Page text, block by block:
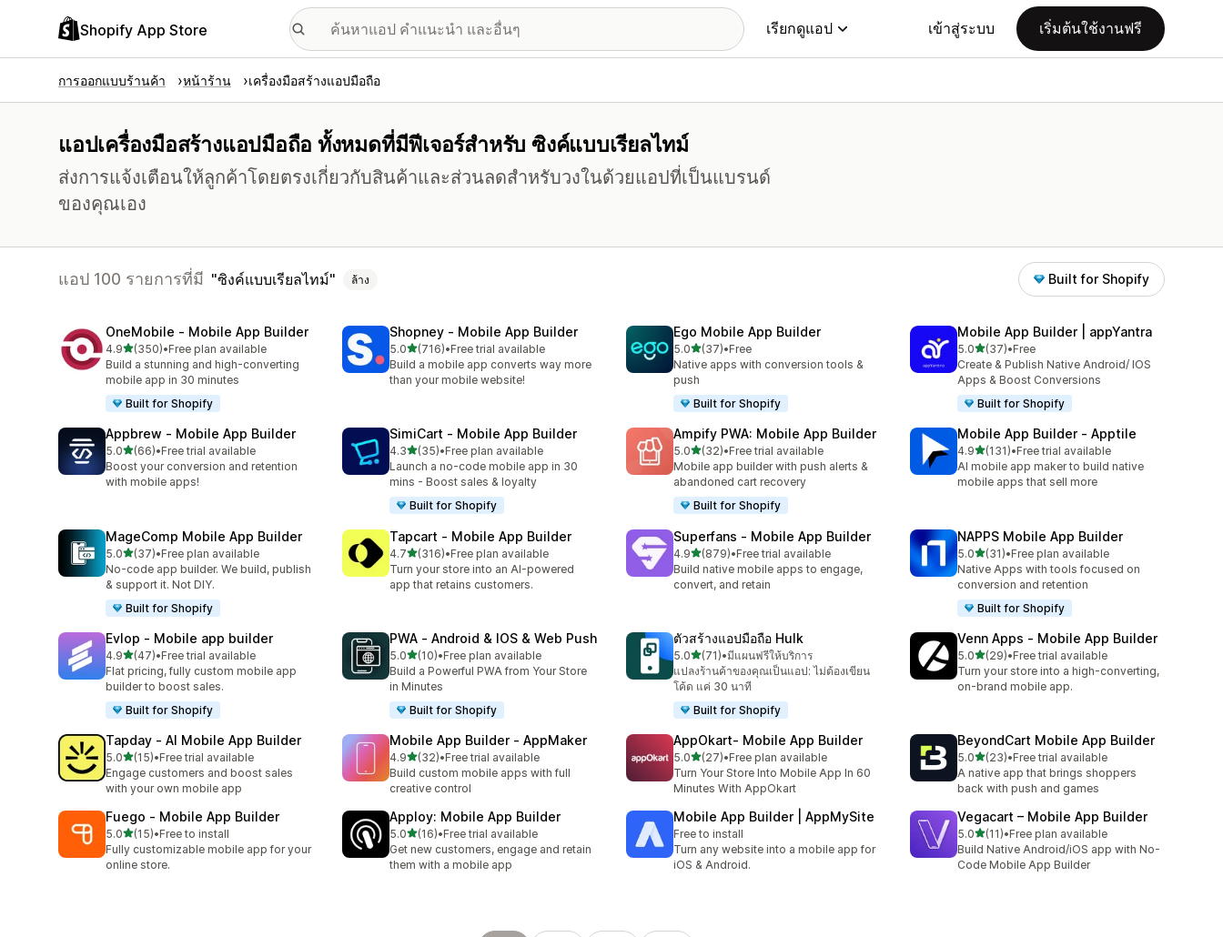
Shopify App Store เรียกดูแอป เข้าสู่ระบบ เริ่มต้นใช้งานฟรี
การออกแบบร้านค้า หน้าร้าน เครื่องมือสร้างแอปมือถือ
แอปเครื่องมือสร้างแอปมือถือ ทั้งหมดที่มีฟีเจอร์สำหรับ ซิงค์แบบเรียลไทม์
ส่งการแจ้งเตือนให้ลูกค้าโดยตรงเกี่ยวกับสินค้าและส่วนลดสำหรับวงในด้วยแอปที่เป็นแบรนด์
ของคุณเอง
แอป 100 รายการที่มี ซิงค์แบบเรียลไทม์ ล้าง Built for Shopify
OneMobile ‑ Mobile App Builder
4.9เต็ม 5 ดาว
(350)
ทั้งหมด 350 รีวิว
•Free plan available
Build a stunning and high-converting
mobile app in 30 minutes
Built for Shopify
Shopney ‑ Mobile App Builder
5.0เต็ม 5 ดาว
(716)
ทั้งหมด 716 รีวิว
•Free trial available
Build a mobile app converts way more
than your mobile website!
Ego Mobile App Builder
5.0เต็ม 5 ดาว
(37)
ทั้งหมด 37 รีวิว
•Free
Native apps with conversion tools &
push
Built for Shopify
Mobile App Builder | appYantra
5.0เต็ม 5 ดาว
(37)
ทั้งหมด 37 รีวิว
•Free
Create & Publish Native Android/ IOS
Apps & Boost Conversions
Built for Shopify
Appbrew ‑ Mobile App Builder
5.0เต็ม 5 ดาว
(66)
ทั้งหมด 66 รีวิว
•Free trial available
Boost your conversion and retention
with mobile apps!
SimiCart ‑ Mobile App Builder
4.3เต็ม 5 ดาว
(35)
ทั้งหมด 35 รีวิว
•Free plan available
Launch a no-code mobile app in 30
mins - Boost sales & loyalty
Built for Shopify
Ampify PWA: Mobile App Builder
5.0เต็ม 5 ดาว
(32)
ทั้งหมด 32 รีวิว
•Free trial available
Mobile app builder with push alerts &
abandoned cart recovery
Built for Shopify
Mobile App Builder ‑ Apptile
4.9เต็ม 5 ดาว
(131)
ทั้งหมด 131 รีวิว
•Free trial available
AI mobile app maker to build native
mobile apps that sell more
MageComp Mobile App Builder
5.0เต็ม 5 ดาว
(37)
ทั้งหมด 37 รีวิว
•Free plan available
No-code app builder. We build, publish
& support it. Not DIY.
Built for Shopify
Tapcart ‑ Mobile App Builder
4.7เต็ม 5 ดาว
(316)
ทั้งหมด 316 รีวิว
•Free plan available
Turn your store into an AI-powered
app that retains customers.
Superfans ‑ Mobile App Builder
4.9เต็ม 5 ดาว
(879)
ทั้งหมด 879 รีวิว
•Free trial available
Build native mobile apps to engage,
convert, and retain
NAPPS Mobile App Builder
5.0เต็ม 5 ดาว
(31)
ทั้งหมด 31 รีวิว
•Free plan available
Native Apps with tools focused on
conversion and retention
Built for Shopify
Evlop ‑ Mobile app builder
4.9เต็ม 5 ดาว
(47)
ทั้งหมด 47 รีวิว
•Free trial available
Flat pricing, fully custom mobile app
builder to boost sales.
Built for Shopify
PWA ‑ Android & IOS & Web Push
5.0เต็ม 5 ดาว
(10)
ทั้งหมด 10 รีวิว
•Free plan available
Build a Powerful PWA from Your Store
in Minutes
Built for Shopify
ตัวสร้างแอปมือถือ Hulk
5.0เต็ม 5 ดาว
(71)
ทั้งหมด 71 รีวิว
•มีแผนฟรีให้บริการ
แปลงร้านค้าของคุณเป็นแอป: ไม่ต้องเขียน
โค้ด แค่ 30 นาที
Built for Shopify
Venn Apps ‑ Mobile App Builder
5.0เต็ม 5 ดาว
(29)
ทั้งหมด 29 รีวิว
•Free trial available
Turn your store into a high-converting,
on-brand mobile app.
Tapday ‑ AI Mobile App Builder
5.0เต็ม 5 ดาว
(15)
ทั้งหมด 15 รีวิว
•Free trial available
Engage customers and boost sales
with your own mobile app
Mobile App Builder ‑ AppMaker
4.9เต็ม 5 ดาว
(32)
ทั้งหมด 32 รีวิว
•Free trial available
Build custom mobile apps with full
creative control
AppOkart‑ Mobile App Builder
5.0เต็ม 5 ดาว
(27)
ทั้งหมด 27 รีวิว
•Free plan available
Turn Your Store Into Mobile App In 60
Minutes With AppOkart
BeyondCart Mobile App Builder
5.0เต็ม 5 ดาว
(23)
ทั้งหมด 23 รีวิว
•Free trial available
A native app that brings shoppers
back with push and games
Fuego ‑ Mobile App Builder
5.0เต็ม 5 ดาว
(15)
ทั้งหมด 15 รีวิว
•Free to install
Fully customizable mobile app for your
online store.
Apploy: Mobile App Builder
5.0เต็ม 5 ดาว
(16)
ทั้งหมด 16 รีวิว
•Free trial available
Get new customers, engage and retain
them with a mobile app
Mobile App Builder | AppMySite
Free to install
Turn any website into a mobile app for
iOS & Android.
Vegacart – Mobile App Builder
5.0เต็ม 5 ดาว
(11)
ทั้งหมด 11 รีวิว
•Free plan available
Build Native Android/iOS app with No-
Code Mobile App Builder